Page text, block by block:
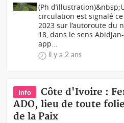
(Ph
circulation est signalé
2023 sur l’autoroute du
18, dans le sens
app...
il y a 2 ans
Info
Côte d'Ivoire :
ADO, lieu de toute
de la Paix